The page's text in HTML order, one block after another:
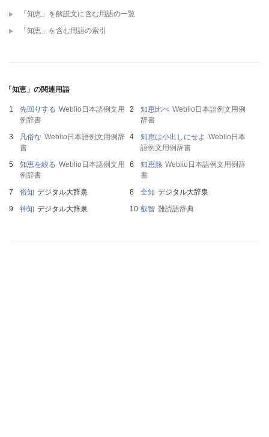
「知恵」を解説文に含む用語の一覧
「知恵」を含む用語の索引
「知恵」の関連用語
先回りする Weblio日本語例文用
例辞書
知恵比べ Weblio日本語例文用例
辞書
凡俗な Weblio日本語例文用例辞
書
知恵は小出しにせよ Weblio日本
語例文用例辞書
知恵を絞る Weblio日本語例文用
例辞書
知恵熱 Weblio日本語例文用例辞
書
俗知 デジタル大辞泉 全知 デジタル大辞泉
神知 デジタル大辞泉 叡智 難読語辞典